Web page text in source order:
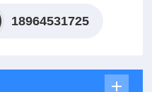
18964531725